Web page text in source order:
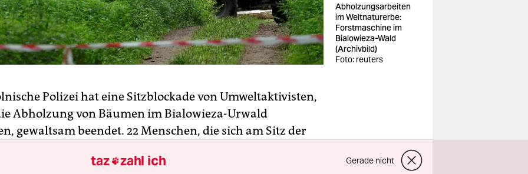
Abholzungsarbeiten
im Weltnaturerbe:
Forstmaschine im
Bialowieza-Wald
(Archivbild)
Foto: reuters
Polizei hat eine Sitzblockade von Umweltaktivisten,
Abholzung von Bäumen im Bialowieza-Urwald
gewaltsam beendet. 22 Menschen, die sich am Sitz der
festgenommen. Ihnen drohen bis zu einem Jahr
taz zahl ich Gerade nicht